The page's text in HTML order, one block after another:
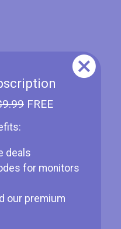
FREE
deals
for monitors
our premium